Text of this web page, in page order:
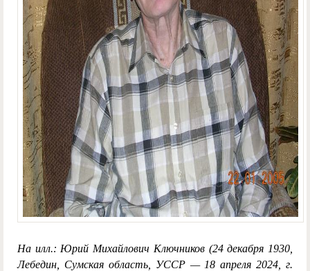
На илл.: Юрий Михайлович Ключников (24 декабря 1930,
Лебедин, Сумская область, УССР — 18 апреля 2024, г.